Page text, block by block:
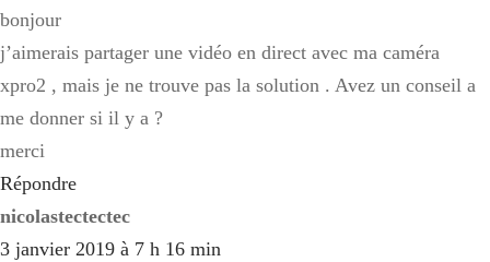
bonjour
j’aimerais partager une vidéo en direct avec ma caméra
xpro2 , mais je ne trouve pas la solution . Avez un conseil a
me donner si il y a ?
merci
Répondre
nicolastectectec
3 janvier 2019 à 7 h 16 min